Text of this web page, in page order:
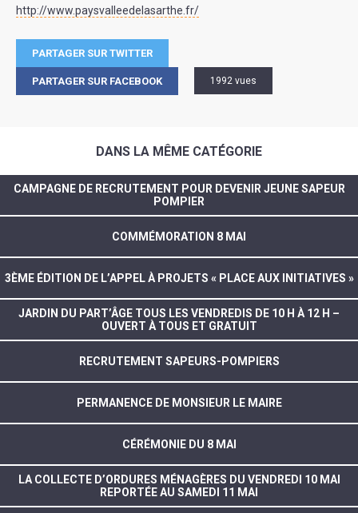
http://www.paysvalleedelasarthe.fr/
PARTAGER SUR TWITTER
PARTAGER SUR FACEBOOK 1992 vues
DANS LA MÊME CATÉGORIE
CAMPAGNE DE RECRUTEMENT POUR DEVENIR JEUNE SAPEUR
POMPIER
COMMÉMORATION 8 MAI
3ÈME ÉDITION DE L’APPEL À PROJETS « PLACE AUX INITIATIVES »
JARDIN DU PART’ÂGE TOUS LES VENDREDIS DE 10 H À 12 H –
OUVERT À TOUS ET GRATUIT
RECRUTEMENT SAPEURS-POMPIERS
PERMANENCE DE MONSIEUR LE MAIRE
CÉRÉMONIE DU 8 MAI
LA COLLECTE D’ORDURES MÉNAGÈRES DU VENDREDI 10 MAI
REPORTÉE AU SAMEDI 11 MAI